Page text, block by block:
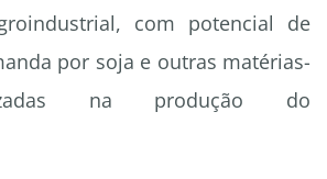
com potencial de
por soja e outras matérias-
na produção do